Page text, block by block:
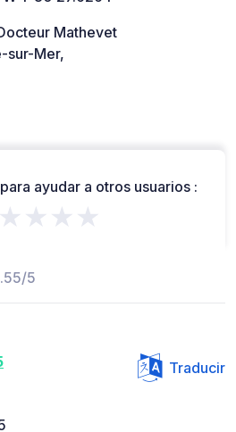
Mathevet
sur-Mer,
ayudar a otros usuarios :
5
Traducir